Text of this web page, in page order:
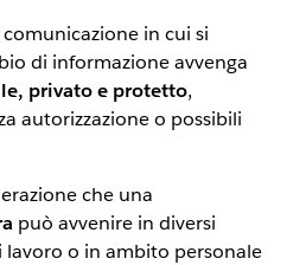
in cui si
di informazione avvenga
privato e protetto,
autorizzazione o possibili
che una
può avvenire in diversi
o in ambito personale